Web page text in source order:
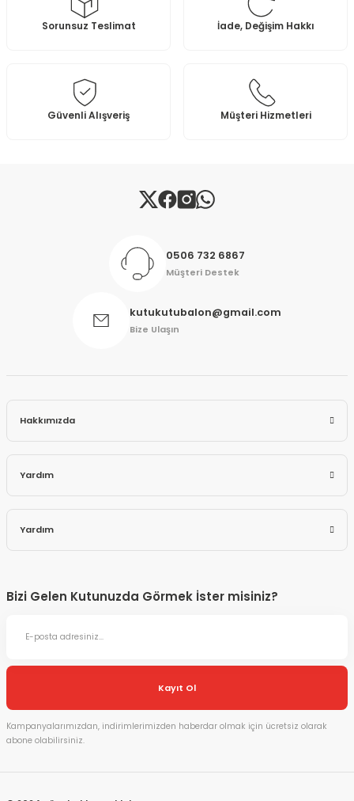
Ürün resmi kalitesiz, bozuk veya görüntülenemiyor.
Ürün açıklamasında eksik bilgiler bulunuyor.
Bu ürüne benzer farklı alternatifler olmalı.
Gönder
Sorunsuz Teslimat İade, Değişim Hakkı
Güvenli Alışveriş Müşteri Hizmetleri
0506 732 6867
Müşteri Destek
kutukutubalon@gmail.com
Bize Ulaşın
Hakkımızda
Yardım
Yardım
Bizi Gelen Kutunuzda Görmek İster misiniz?
Kayıt Ol
Kampanyalarımızdan, indirimlerimizden haberdar olmak için ücretsiz olarak
abone olabilirsiniz.